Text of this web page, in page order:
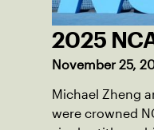
2025
November 25,
Michael Zheng
were crowned